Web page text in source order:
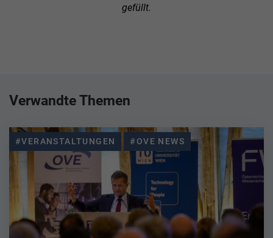
gefüllt.
Verwandte Themen
#VERANSTALTUNGEN #OVE NEWS